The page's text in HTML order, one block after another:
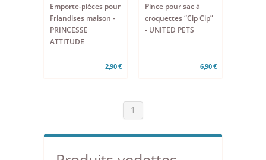
Emporte-pièces pour
Friandises maison -
PRINCESSE
ATTITUDE
2,90 €
Pince pour sac à
croquettes “Cip Cip”
- UNITED PETS
6,90 €
1